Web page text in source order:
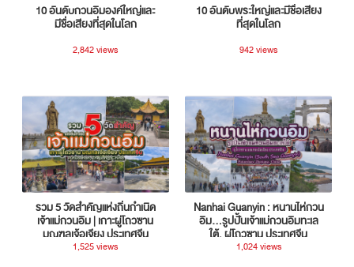
10 อันดับกวนอิมองค์ใหญ่และ
มีชื่อเสียงที่สุดในโลก
2,842 views
10 อันดับพระใหญ่และมีชื่อเสียง
ที่สุดในโลก
942 views
รวม 5 วัดสำคัญแห่งถิ่นกำเนิด
เจ้าแม่กวนอิม | เกาะผู่โถวซาน
มณฑลเจ้อเจียง ประเทศจีน
1,525 views
Nanhai Guanyin : หนานไห่กวน
อิม...รูปปั้นเจ้าแม่กวนอิมทะเล
ใต้, ผู่โถวซาน ประเทศจีน
1,024 views